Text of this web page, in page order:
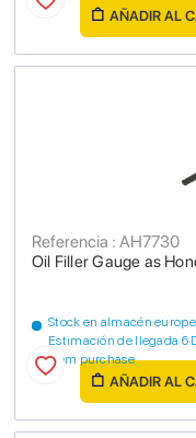
AÑADIR AL
Oil Filler Gauge as
Referencia : AH7730
Stock en almacén
Estimación de llegada 6
from purchase
AÑADIR AL